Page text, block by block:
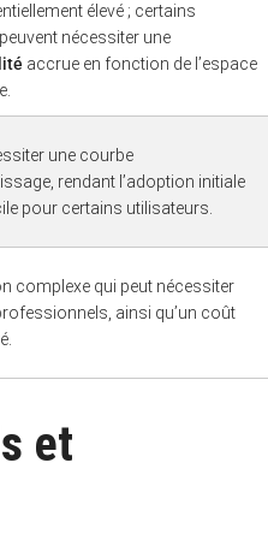
élevé ; certains
nécessiter une
accrue en fonction de l’espace
une courbe
rendant l’adoption initiale
pour certains utilisateurs.
complexe qui peut nécessiter
ainsi qu’un coût
et